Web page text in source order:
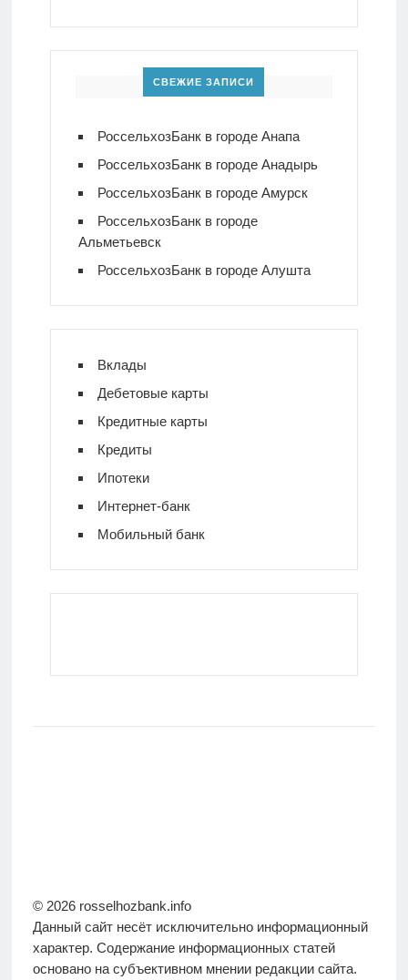
СВЕЖИЕ ЗАПИСИ
РоссельхозБанк в городе Анапа
РоссельхозБанк в городе Анадырь
РоссельхозБанк в городе Амурск
РоссельхозБанк в городе
Альметьевск
РоссельхозБанк в городе Алушта
Вклады
Дебетовые карты
Кредитные карты
Кредиты
Ипотеки
Интернет-банк
Мобильный банк
© 2026 rosselhozbank.info
Данный сайт несёт исключительно информационный
характер. Содержание информационных статей
основано на субъективном мнении редакции сайта.